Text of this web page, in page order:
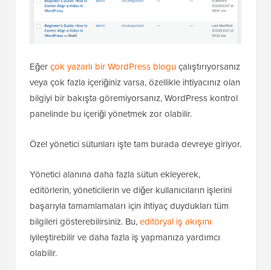
Eğerçok yazarlı bir WordPress bloguçalıştırıyorsanız
veya çok fazla içeriğiniz varsa, özellikle ihtiyacınız olan
bilgiyi bir bakışta göremiyorsanız, WordPress kontrol
panelinde bu içeriği yönetmek zor olabilir.
Özel yönetici sütunları işte tam burada devreye giriyor.
Yönetici alanına daha fazla sütun ekleyerek,
editörlerin, yöneticilerin ve diğer kullanıcıların işlerini
başarıyla tamamlamaları için ihtiyaç duydukları tüm
bilgileri gösterebilirsiniz. Bu,editöryal iş akışını
iyileştirebilir ve daha fazla iş yapmanıza yardımcı
olabilir.